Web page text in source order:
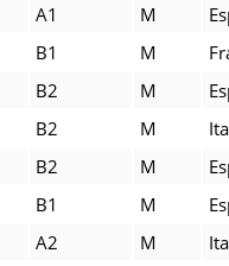
A1 M
B1 M
B2 M
B2 M
B2 M
B1 M
A2 M